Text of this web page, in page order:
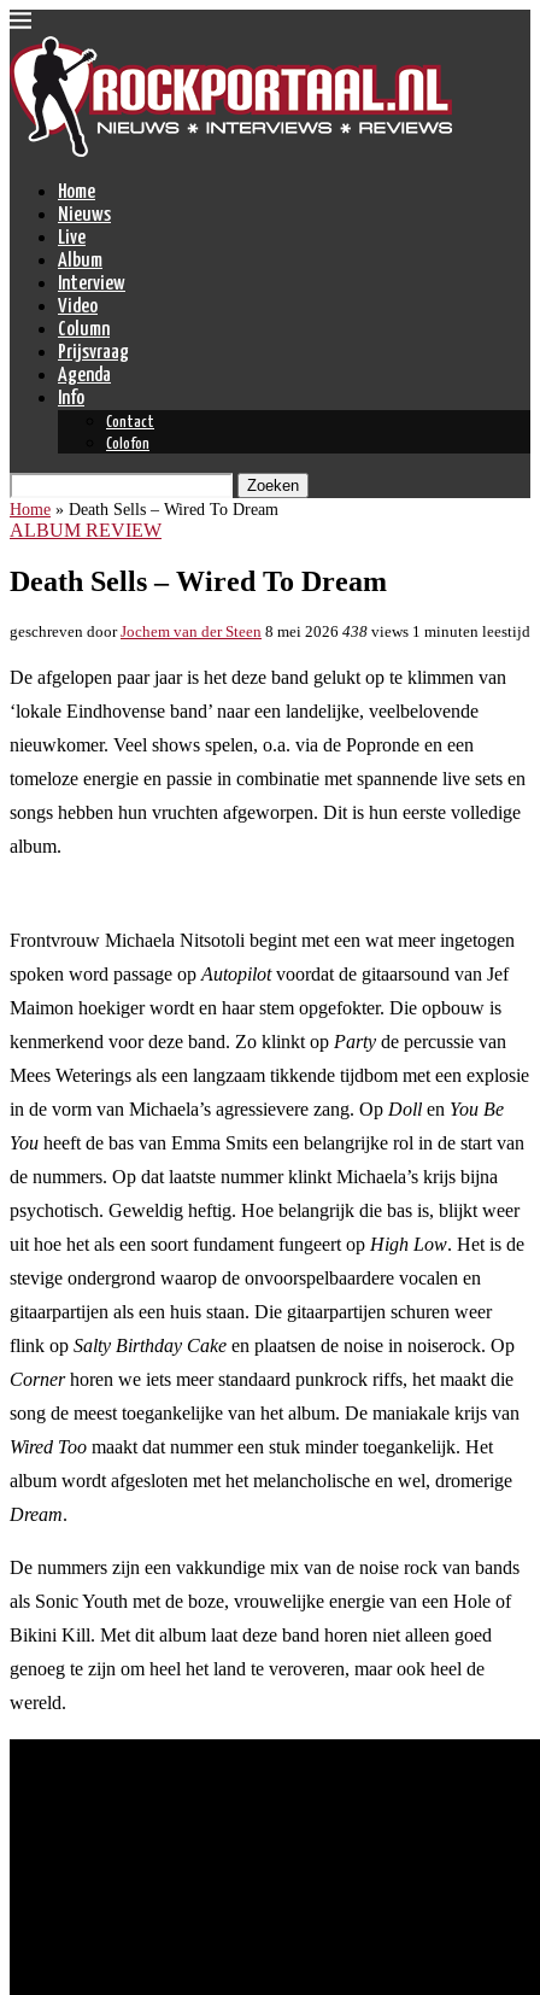
Home
Nieuws
Live
Album
Interview
Video
Column
Prijsvraag
Agenda
Info
Contact
Colofon
Zoeken
Home » Death Sells – Wired To Dream
ALBUM REVIEW
Death Sells – Wired To Dream
geschreven doorJochem van der Steen 8 mei 2026 438 views 1 minuten leestijd
De afgelopen paar jaar is het deze band gelukt op te klimmen van
‘lokale Eindhovense band’ naar een landelijke, veelbelovende
nieuwkomer. Veel shows spelen, o.a. via de Popronde en een
tomeloze energie en passie in combinatie met spannende live sets en
songs hebben hun vruchten afgeworpen. Dit is hun eerste volledige
album.
Frontvrouw Michaela Nitsotoli begint met een wat meer ingetogen
spoken word passage op Autopilotvoordat de gitaarsound van Jef
Maimon hoekiger wordt en haar stem opgefokter. Die opbouw is
kenmerkend voor deze band. Zo klinkt op Party de percussie van
Mees Weterings als een langzaam tikkende tijdbom met een explosie
in de vorm van Michaela’s agressievere zang. Op Doll en You Be
You heeft de bas van Emma Smits een belangrijke rol in de start van
de nummers. Op dat laatste nummer klinkt Michaela’s krijs bijna
psychotisch. Geweldig heftig. Hoe belangrijk die bas is, blijkt weer
uit hoe het als een soort fundament fungeert op High Low. Het is de
stevige ondergrond waarop de onvoorspelbaardere vocalen en
gitaarpartijen als een huis staan. Die gitaarpartijen schuren weer
flink op Salty Birthday Cake en plaatsen de noise in noiserock. Op
Cornerhoren we iets meer standaard punkrock riffs, het maakt die
song de meest toegankelijke van het album. De maniakale krijs van
Wired Too maakt dat nummer een stuk minder toegankelijk. Het
album wordt afgesloten met het melancholische en wel, dromerige
Dream.
De nummers zijn een vakkundige mix van de noise rock van bands
als Sonic Youth met de boze, vrouwelijke energie van een Hole of
Bikini Kill. Met dit album laat deze band horen niet alleen goed
genoeg te zijn om heel het land te veroveren, maar ook heel de
wereld.